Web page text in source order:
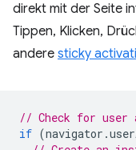
direkt mit der Seite
Tippen, Klicken,
andere sticky
// Check for user
if (navigator .